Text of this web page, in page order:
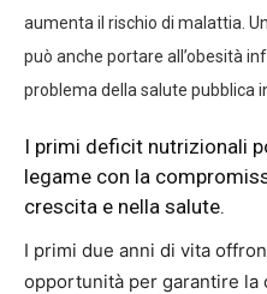
aumenta il rischio di malattia.
può anche portare all’obesità
problema della salute pubblica
I primi deficit nutrizionali
legame con la
crescita e nella salute.
I primi due anni di vita
opportunità per garantire la